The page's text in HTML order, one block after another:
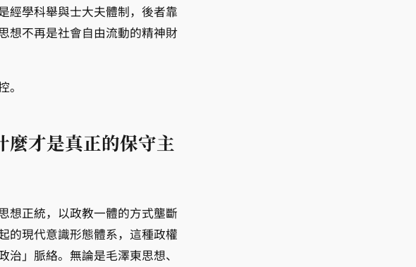
經學科舉與士大夫體制，後者靠
想不再是社會自由流動的精神財
麼才是真正的保守主
想正統，以政教一體的方式壟斷
的現代意識形態體系，這種政權
」脈絡。無論是毛澤東思想、